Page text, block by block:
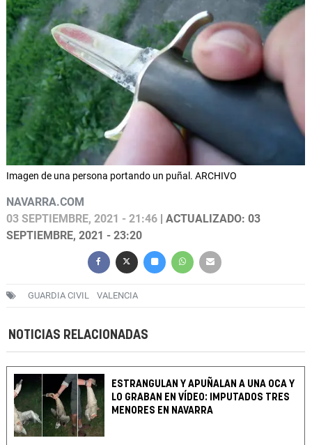
Imagen de una persona portando un puñal. ARCHIVO
NAVARRA.COM
03 SEPTIEMBRE, 2021 - 21:46 | ACTUALIZADO: 03
SEPTIEMBRE, 2021 - 23:20
GUARDIA CIVIL VALENCIA
NOTICIAS RELACIONADAS
ESTRANGULAN Y APUÑALAN A UNA OCA Y
LO GRABAN EN VÍDEO: IMPUTADOS TRES
MENORES EN NAVARRA